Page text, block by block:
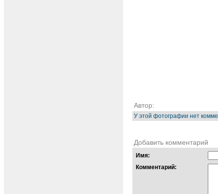
Автор:
У этой фотографии нет
Добавить комментарий
Имя:
Комментарий: